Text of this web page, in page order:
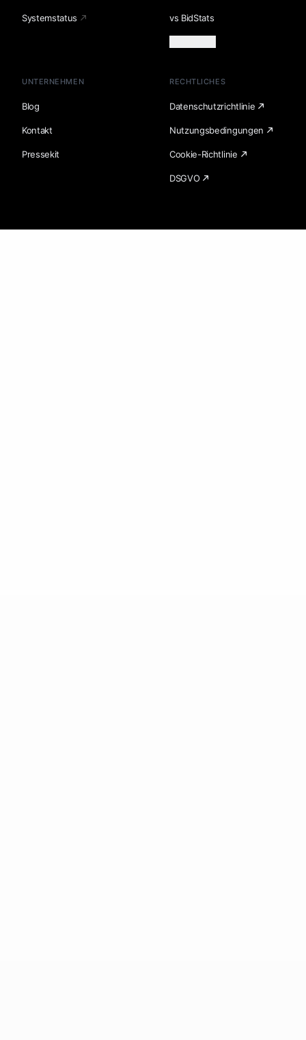
Systemstatus vs BidStats
UNTERNEHMEN
Blog
Kontakt
Pressekit
RECHTLICHES
Datenschutzrichtlinie
Nutzungsbedingungen
Cookie-Richtlinie
DSGVO